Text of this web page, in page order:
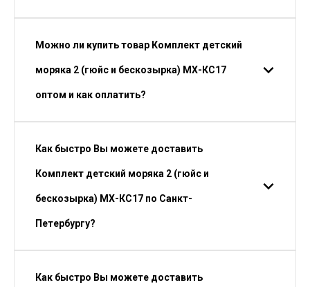
Можно ли купить товар Комплект детский
моряка 2 (гюйс и бескозырка) МХ-КС17
оптом и как оплатить?
Как быстро Вы можете доставить
Комплект детский моряка 2 (гюйс и
бескозырка) МХ-КС17 по Санкт-
Петербургу?
Как быстро Вы можете доставить